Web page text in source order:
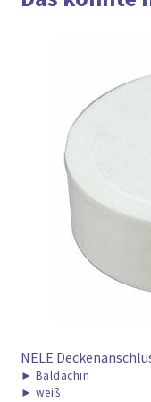
NELE
► Baldachin
► weiß